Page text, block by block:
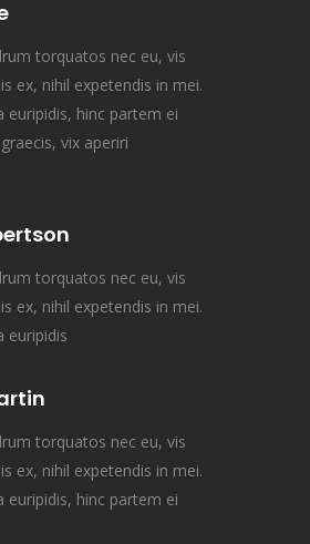
torquatos nec eu, vis
ex, nihil expetendis in mei.
euripidis, hinc partem ei
vix aperiri
torquatos nec eu, vis
ex, nihil expetendis in mei.
euripidis
torquatos nec eu, vis
ex, nihil expetendis in mei.
euripidis, hinc partem ei